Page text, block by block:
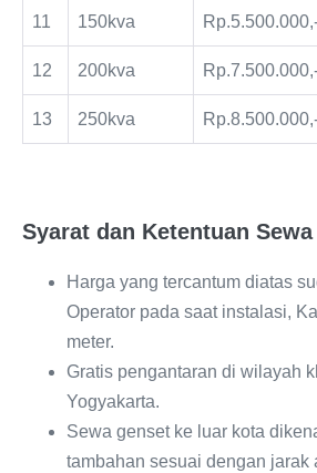
11 150kva
12 200kva
13 250kva
Syarat dan Ketentuan
Harga yang tercantum diatas
Operator pada saat instalasi,
meter.
Gratis pengantaran di wilayah
Yogyakarta.
Sewa genset ke luar kota
tambahan sesuai dengan jarak